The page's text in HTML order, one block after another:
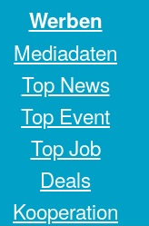
Werben
Mediadaten
Top News
Top Event
Top Job
Deals
Kooperation